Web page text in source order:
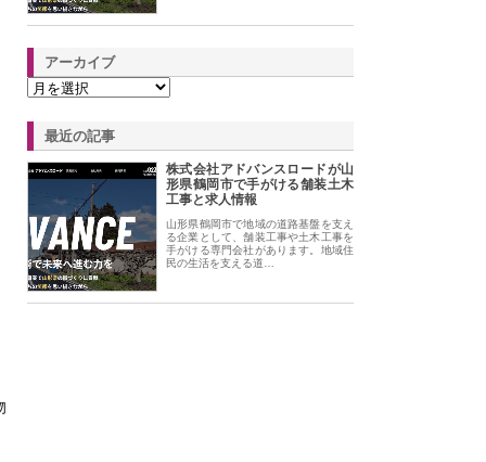
アーカイブ
最近の記事
株式会社アドバンスロードが山
形県鶴岡市で手がける舗装土木
工事と求人情報
山形県鶴岡市で地域の道路基盤を支え
る企業として、舗装工事や土木工事を
手がける専門会社があります。地域住
民の生活を支える道…